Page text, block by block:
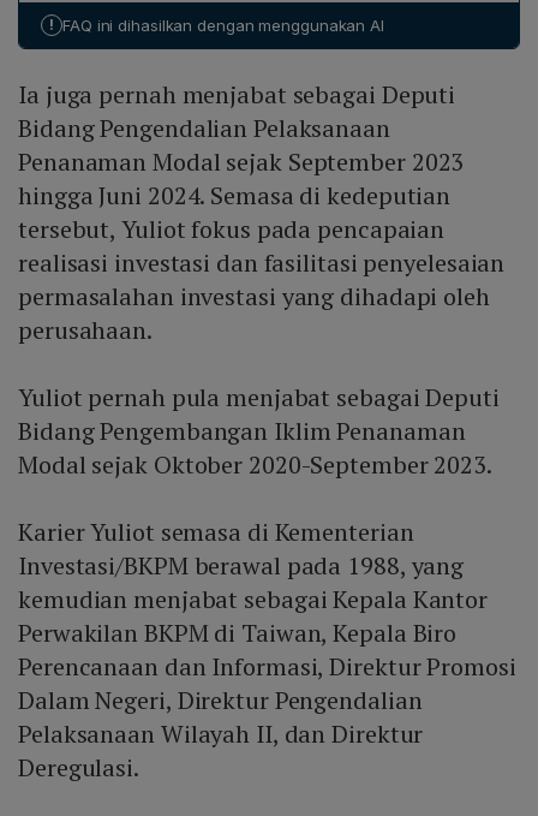
Dalam Negeri, Direktur Pengendalian Pelaksanaan
menjabat Deputi Bidang Pengembangan Iklim
Penanaman Modal (2020‑2023) dan Deputi Bidang
Pengendalian Pelaksanaan Penanaman Modal
(2023‑2024). Ia lulusan Sarjana Produksi Ternak
Universitas Andalas dan Magister Manajemen Sekolah
Tinggi Manajemen PPM.
! FAQ ini dihasilkan dengan menggunakan AI
Ia juga pernah menjabat sebagai Deputi
Bidang Pengendalian Pelaksanaan
Penanaman Modal sejak September 2023
hingga Juni 2024. Semasa di kedeputian
tersebut, Yuliot fokus pada pencapaian
realisasi investasi dan fasilitasi penyelesaian
permasalahan investasi yang dihadapi oleh
perusahaan.
Yuliot pernah pula menjabat sebagai Deputi
Bidang Pengembangan Iklim Penanaman
Modal sejak Oktober 2020-September 2023.
Karier Yuliot semasa di Kementerian
Investasi/BKPM berawal pada 1988, yang
kemudian menjabat sebagai Kepala Kantor
Perwakilan BKPM di Taiwan, Kepala Biro
Perencanaan dan Informasi, Direktur Promosi
Dalam Negeri, Direktur Pengendalian
Pelaksanaan Wilayah II, dan Direktur
Deregulasi.